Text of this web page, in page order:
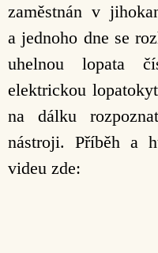
zaměstnán v
a jednoho dne se
uhelnou lopata
elektrickou
na dálku
nástroji. Příběh a
videu zde: